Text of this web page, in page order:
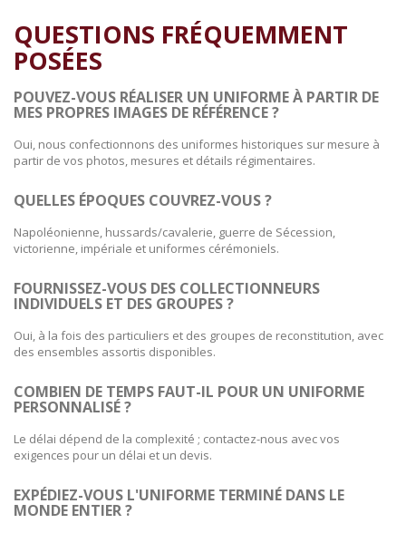
QUESTIONS FRÉQUEMMENT
POSÉES
POUVEZ-VOUS RÉALISER UN UNIFORME À PARTIR DE
MES PROPRES IMAGES DE RÉFÉRENCE ?
Oui, nous confectionnons des uniformes historiques sur mesure à
partir de vos photos, mesures et détails régimentaires.
QUELLES ÉPOQUES COUVREZ-VOUS ?
Napoléonienne, hussards/cavalerie, guerre de Sécession,
victorienne, impériale et uniformes cérémoniels.
FOURNISSEZ-VOUS DES COLLECTIONNEURS
INDIVIDUELS ET DES GROUPES ?
Oui, à la fois des particuliers et des groupes de reconstitution, avec
des ensembles assortis disponibles.
COMBIEN DE TEMPS FAUT-IL POUR UN UNIFORME
PERSONNALISÉ ?
Le délai dépend de la complexité ; contactez-nous avec vos
exigences pour un délai et un devis.
EXPÉDIEZ-VOUS L'UNIFORME TERMINÉ DANS LE
MONDE ENTIER ?